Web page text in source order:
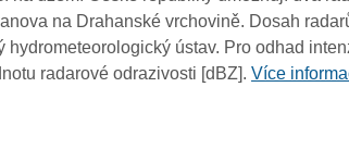
na Drahanské vrchovině. Dosah
hydrometeorologický ústav. Pro odhad
radarové odrazivosti [dBZ].Více